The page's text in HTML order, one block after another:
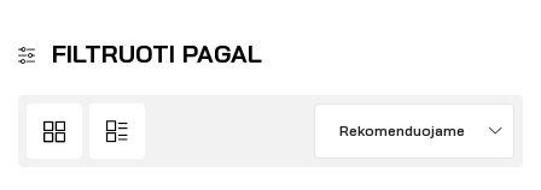
FILTRUOTI PAGAL
Rekomenduojame